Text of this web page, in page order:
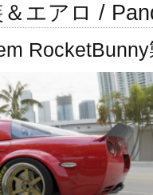
エアロ /